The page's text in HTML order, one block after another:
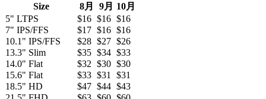
Size 8月 9月 10月
5" LTPS
$16 $16 $16
7" IPS/FFS
$17 $16 $16
10.1" IPS/FFS
$28 $27 $26
13.3" Slim
$35 $34 $33
14.0" Flat
$32 $30 $30
15.6" Flat
$33 $31
$31
18.5" HD
$47 $44 $43